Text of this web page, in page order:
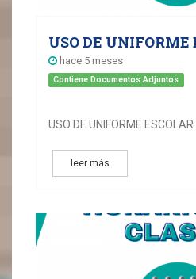
USO DE UNIFORME
hace 5 meses
Contiene Documentos Adjuntos
USO DE UNIFORME
leer más